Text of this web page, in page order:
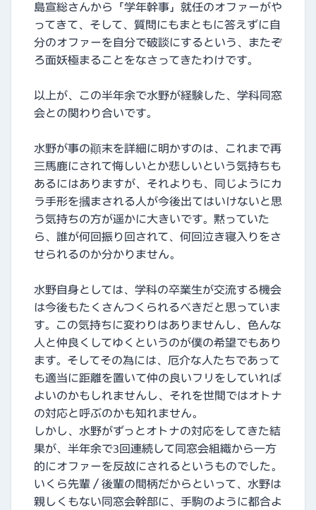
島宣総さんから「学年幹事」就任のオファーがや
ってきて、そして、質問にもまともに答えずに自
分のオファーを自分で破談にするという、またぞ
ろ面妖極まることをなさってきたわけです。
以上が、この半年余で水野が経験した、学科同窓
会との関わり合いです。
水野が事の顚末を詳細に明かすのは、これまで再
三馬鹿にされて悔しいとか悲しいという気持ちも
あるにはありますが、それよりも、同じようにカ
ラ手形を摑まされる人が今後出てはいけないと思
う気持ちの方が遥かに大きいです。黙っていた
ら、誰が何回振り回されて、何回泣き寝入りをさ
せられるのか分かりません。
水野自身としては、学科の卒業生が交流する機会
は今後もたくさんつくられるべきだと思っていま
す。この気持ちに変わりはありませんし、色んな
人と仲良くしてゆくというのが僕の希望でもあり
ます。そしてその為には、厄介な人たちであって
も適当に距離を置いて仲の良いフリをしていれば
よいのかもしれませんし、それを世間ではオトナ
の対応と呼ぶのかも知れません。
しかし、水野がずっとオトナの対応をしてきた結
果が、半年余で3回連続して同窓会組織から一方
的にオファーを反故にされるというものでした。
いくら先輩／後輩の間柄だからといって、水野は
親しくもない同窓会幹部に、手駒のように都合よ